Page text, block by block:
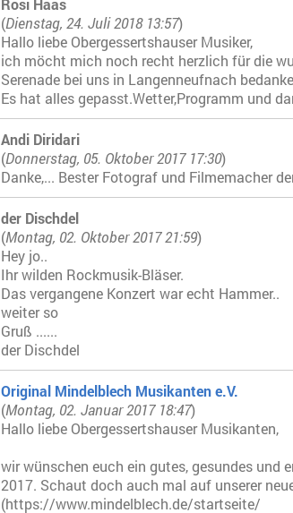
Rosi Haas
(Dienstag, 24. Juli 2018 13:57)
Hallo liebe Obergessertshauser Musiker,
ich möcht mich noch recht herzlich für die
Serenade bei uns in Langenneufnach
Es hat alles gepasst.Wetter,Programm und
Andi Diridari
(Donnerstag, 05. Oktober 2017 17:30)
Danke,... Bester Fotograf und Filmemacher
der Dischdel
(Montag, 02. Oktober 2017 21:59)
Hey jo..
Ihr wilden Rockmusik-Bläser.
Das vergangene Konzert war echt Hammer..
weiter so
Gruß ......
der Dischdel
Original Mindelblech Musikanten e.V.
(Montag, 02. Januar 2017 18:47)
Hallo liebe Obergessertshauser Musikanten,
wir wünschen euch ein gutes, gesundes und
2017. Schaut doch auch mal auf unserer
(https://www.mindelblech.de/startseite/